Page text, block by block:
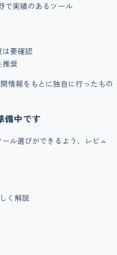
で実績のあるツール
は要確認
推奨
情報をもとに独自に行ったもの
備中です
ル選びができるよう、レビュ
く解説